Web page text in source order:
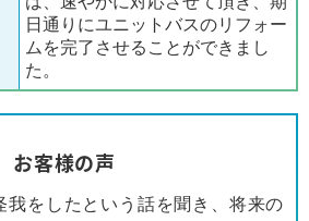
日通りにユニットバスのリフォー
ムを完了させることができまし
た。
お客様の声
我をしたという話を聞き、将来の